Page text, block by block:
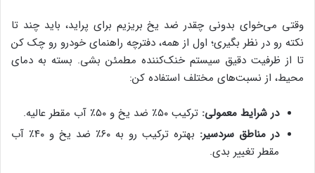
وقتی می‌خوای بدونی چقدر ضد یخ بریزیم برای پراید، باید چند تا
نکته رو در نظر بگیری؛ اول از همه، دفترچه راهنمای خودرو رو چک کن
تا از ظرفیت دقیق سیستم خنک‌کننده مطمئن بشی. بسته به دمای
محیط، از نسبت‌های مختلف استفاده کن:
در شرایط معمولی: ترکیب ۵۰٪ ضد یخ و ۵۰٪ آب مقطر عالیه.
در مناطق سردسیر:
بهتره ترکیب رو به ۶۰٪ ضد یخ و ۴۰٪ آب
مقطر تغییر بدی.